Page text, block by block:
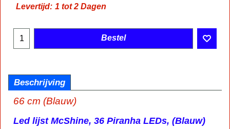
Levertijd: 1 tot 2 Dagen
Bestel
Beschrijving
66 cm (Blauw)
Led lijst McShine, 36 Piranha LEDs, (Blauw)